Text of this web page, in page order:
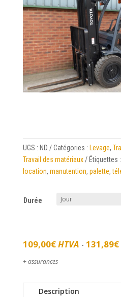
UGS : ND Catégories : Levage,
Travail des matériaux
Étiquettes :
location, manutention, palette,
Durée
109,00€HTVA - 131,89€
+ assurances
Description